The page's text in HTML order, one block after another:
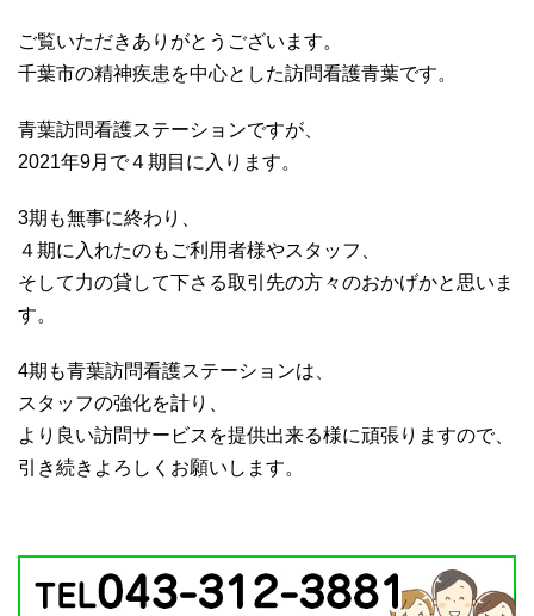
ご覧いただきありがとうございます。
千葉市の精神疾患を中心とした訪問看護青葉です。
青葉訪問看護ステーションですが、
2021年9月で４期目に入ります。
3期も無事に終わり、
４期に入れたのもご利用者様やスタッフ、
そして力の貸して下さる取引先の方々のおかげかと思いま
す。
4期も青葉訪問看護ステーションは、
スタッフの強化を計り、
より良い訪問サービスを提供出来る様に頑張りますので、
引き続きよろしくお願いします。